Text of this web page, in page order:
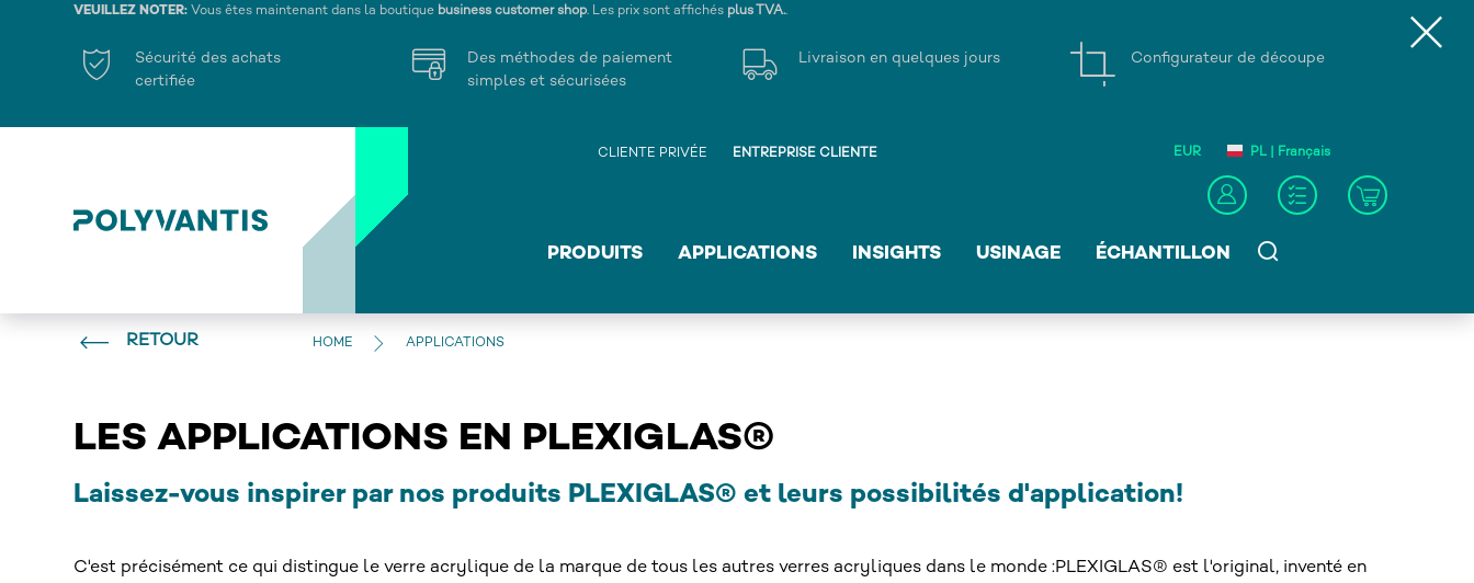
VEUILLEZ NOTER: Vous êtes maintenant dans la boutique business customer shop. Les prix sont affichés plus TVA..
Sécurité des achats
certifiée
Des méthodes de paiement
simples et sécurisées
Livraison en quelques jours Configurateur de découpe
CLIENTE PRIVÉE ENTREPRISE CLIENTE EUR PL | Français
PRODUITS APPLICATIONS INSIGHTS USINAGE ÉCHANTILLON
RETOUR HOME APPLICATIONS
LES APPLICATIONS EN PLEXIGLAS®
Laissez-vous inspirer par nos produits PLEXIGLAS® et leurs possibilités d'application!
C'est précisément ce qui distingue le verre acrylique de la marque de tous les autres verres acryliques dans le monde :PLEXIGLAS® est l'original, inventé en